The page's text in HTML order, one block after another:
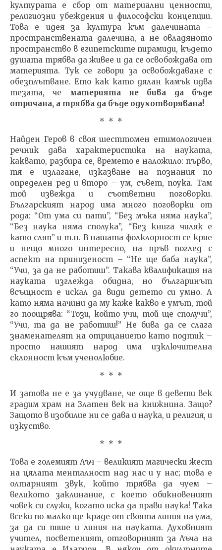
културата е сбор от материални ценности,
религиозни убеждения и философски концепции.
Това е идея за култура към далечината –
пространствената далечина, а не овладяното
пространство в египетските пирамиди, където
душата трябва да живее и да се освобождава от
материята. Тук се говори за освобождаване с
обезплътване. Ето как като дялан камък идва
тезата, че материята не бива да бъде
отричана, а трябва да бъде одухотворявана!
* * *
Найден Геров в своя шесттомен етимологичен
речник дава характеристика на науката,
каквато, разбира се, времето е наложило: първо,
тя е излагане, изказване на познания по
определен ред и второ – ум, съвет, поука. Там
той извежда и съответни поговорки.
Българският народ има много поговорки от
рода: “От ума си пати”, “Без мъка няма наука”,
“Без наука няма сполука”, “Без книга чиляк е
като сляп” и т.н. В нашата фолклорност се крие
и нещо много интересно, на пръв поглед с
аспект на принизеност – “Не ще баба наука”,
“Учи, за да не работиш”. Такава квалификация на
науката изглежда обидна, но българинът
всъщност е искал да види детето си умно. А
като няма начини да му каже какво е умът, той
го поощрява: “Този, който учи, той ще сполучи”,
“Учи, та да не работиш!” Не бива да се слага
знаменателят на отрицанието като подтик –
просто нашият народ има изключителна
склонност към ученолюбие.
* * *
И затова не е за учудване, че още в девети век
градим храм на Златен век на книжнина. Защо?
Защото в изобилие ни се дава и наука, и религия, и
изкуство.
* * *
Това е големият Лъч – великият магически жест
на цялата менталност над нас и у нас; това е
олтарният звук, който трябва да чуем –
великото заклинание, с което обикновеният
човек си служи, когато иска да прави наука! Така
всеки по малко ще краде от своята линия на ума,
за да си пише и линия на науката. Духовният
учител, посветеният, отговорният за Лъча на